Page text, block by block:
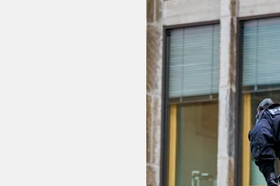
nord
wahrheit
verlag
verlag
veranstaltungen